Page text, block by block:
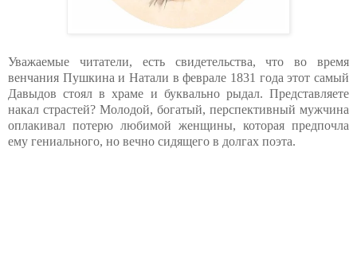
Уважаемые читатели, есть свидетельства, что во время
венчания Пушкина и Натали в феврале 1831 года этот самый
Давыдов стоял в храме и буквально рыдал. Представляете
накал страстей? Молодой, богатый, перспективный мужчина
оплакивал потерю любимой женщины, которая предпочла
ему гениального, но вечно сидящего в долгах поэта.